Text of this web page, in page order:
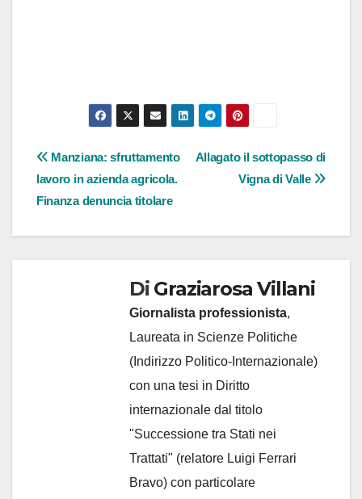
Navigazione
articoli
Allagato il sottopasso di
Vigna di Valle
Manziana: sfruttamento
lavoro in azienda agricola.
Finanza denuncia titolare
Di Graziarosa Villani
Giornalista professionista,
Laureata in Scienze Politiche
(Indirizzo Politico-Internazionale)
con una tesi in Diritto
internazionale dal titolo
"Successione tra Stati nei
Trattati" (relatore Luigi Ferrari
Bravo) con particolare